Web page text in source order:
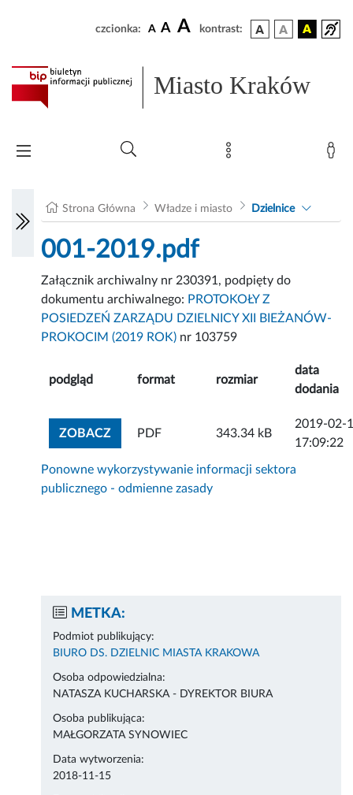
czcionka: A A A kontrast:
Miasto Kraków
Strona Główna Władze i miasto Dzielnice
001-2019.pdf
Załącznik archiwalny nr 230391, podpięty do
dokumentu archiwalnego: PROTOKOŁY Z
POSIEDZEŃ ZARZĄDU DZIELNICY XII BIEŻANÓW-
PROKOCIM (2019 ROK) nr 103759
podgląd format rozmiar
data
dodania
ZOBACZZOBACZ ZAŁĄCZNIK
PDF 343.34 kB
2019-02-
17:09:22
Ponowne wykorzystywanie informacji sektora
publicznego - odmienne zasady
METKA:
Podmiot publikujący:
BIURO DS. DZIELNIC MIASTA KRAKOWA
Osoba odpowiedzialna:
NATASZA KUCHARSKA - DYREKTOR BIURA
Osoba publikująca:
MAŁGORZATA SYNOWIEC
Data wytworzenia:
2018-11-15